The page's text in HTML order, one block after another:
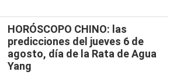
HORÓSCOPO CHINO: las
predicciones del jueves 6 de
agosto, día de la Rata de Agua
Yang